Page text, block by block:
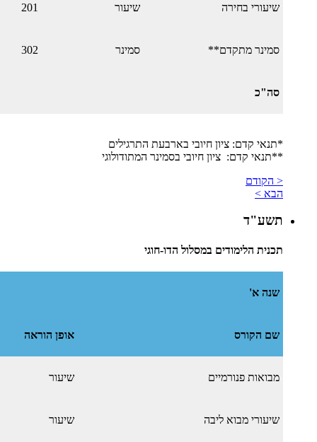
שיעורי בחירה שיעור 201
סמינר מתקדם** סמינר 302
סה"כ
*תנאי קדם: ציון חיובי בארבעת התרגילים
​**תנאי קדם: ציון חיובי בסמינר המתודולוגי
< הקודם
הבא >
תשע"ד
תכנית הלימודים במסלול הדו-חוגי
שנה א'
שם הקורס אופן הוראה
מבואות פנורמיים שיעור
שיעורי מבוא ליבה שיעור